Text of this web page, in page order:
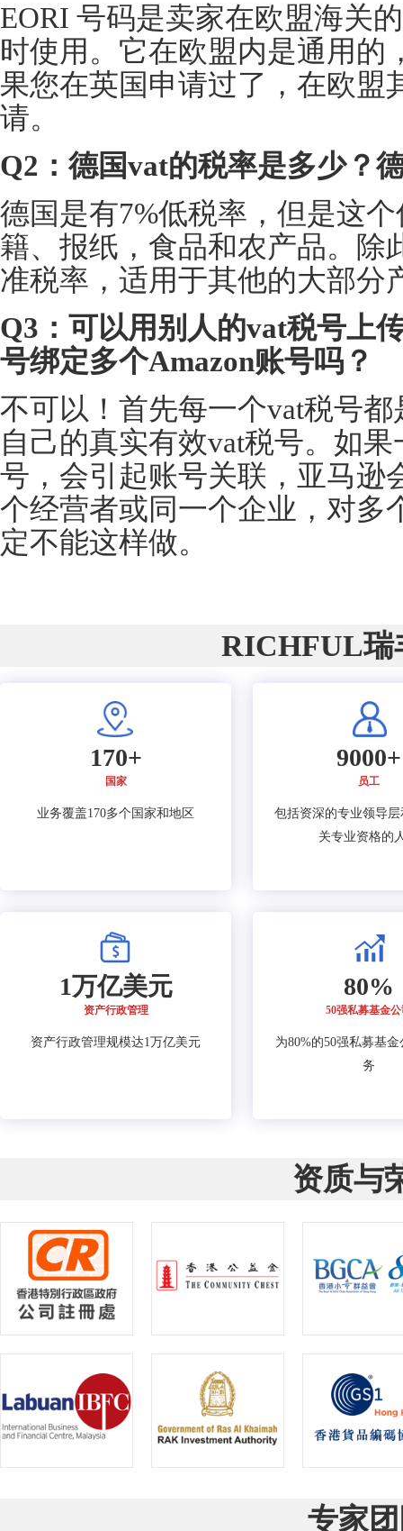
EORI 号码是卖家在欧盟海关
时使用。它在欧盟内是通用的
果您在英国申请过了，在欧盟
请。
Q2：德国vat的税率是多少？
德国是有7%低税率，但是这
籍、报纸，食品和农产品。除
准税率，适用于其他的大部分
Q3：可以用别人的vat税号上
号绑定多个Amazon账号吗？
不可以！首先每一个vat税号
自己的真实有效vat税号。如
号，会引起账号关联，亚马逊
个经营者或同一个企业，对多
定不能这样做。
RICHFUL瑞
170+
国家
业务覆盖170多个国家和地区
9000+
员工
包括资深的专业领导
关专业资格的
1万亿美元
资产行政管理
资产行政管理规模达1万亿美元
80%
50强私募基金
为80%的50强私募基
务
资质与
专家